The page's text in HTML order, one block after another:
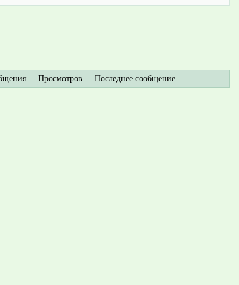
Просмотров Последнее сообщение